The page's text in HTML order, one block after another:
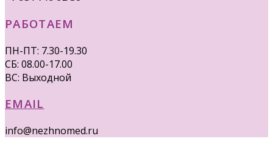
РАБОТАЕМ
ПН-ПТ: 7.30-19.30
СБ: 08.00-17.00
ВС: Выходной
EMAIL
info@nezhnomed.ru